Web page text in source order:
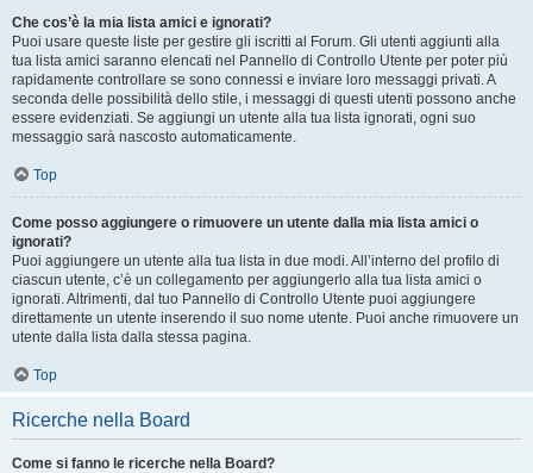
Che cos’è la mia lista amici e ignorati?
Puoi usare queste liste per gestire gli iscritti al Forum. Gli utenti aggiunti alla
tua lista amici saranno elencati nel Pannello di Controllo Utente per poter più
rapidamente controllare se sono connessi e inviare loro messaggi privati. A
seconda delle possibilità dello stile, i messaggi di questi utenti possono anche
essere evidenziati. Se aggiungi un utente alla tua lista ignorati, ogni suo
messaggio sarà nascosto automaticamente.
Top
Come posso aggiungere o rimuovere un utente dalla mia lista amici o
ignorati?
Puoi aggiungere un utente alla tua lista in due modi. All’interno del profilo di
ciascun utente, c’è un collegamento per aggiungerlo alla tua lista amici o
ignorati. Altrimenti, dal tuo Pannello di Controllo Utente puoi aggiungere
direttamente un utente inserendo il suo nome utente. Puoi anche rimuovere un
utente dalla lista dalla stessa pagina.
Top
Ricerche nella Board
Come si fanno le ricerche nella Board?